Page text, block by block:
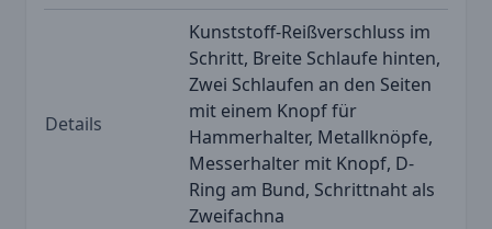
Details
Kunststoff-Reißverschluss im
Schritt, Breite Schlaufe hinten,
Zwei Schlaufen an den Seiten
mit einem Knopf für
Hammerhalter, Metallknöpfe,
Messerhalter mit Knopf, D-
Ring am Bund, Schrittnaht als
Zweifachna